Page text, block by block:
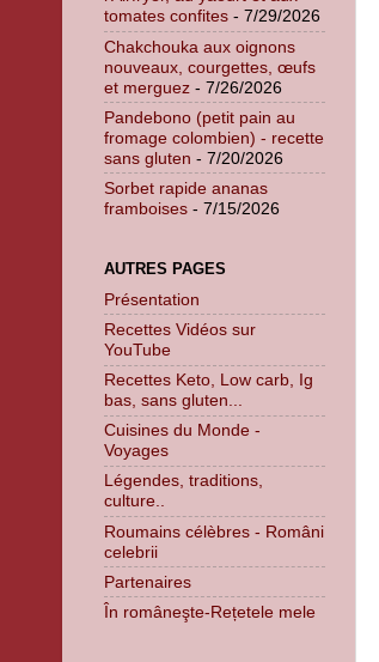
tomates confites - 7/29/2026
Chakchouka aux oignons
nouveaux, courgettes, œufs
et merguez - 7/26/2026
Pandebono (petit pain au
fromage colombien) - recette
sans gluten - 7/20/2026
Sorbet rapide ananas
framboises - 7/15/2026
AUTRES PAGES
Présentation
Recettes Vidéos sur
YouTube
Recettes Keto, Low carb, Ig
bas, sans gluten...
Cuisines du Monde -
Voyages
Légendes, traditions,
culture..
Roumains célèbres - Români
celebrii
Partenaires
În româneşte-Rețetele mele